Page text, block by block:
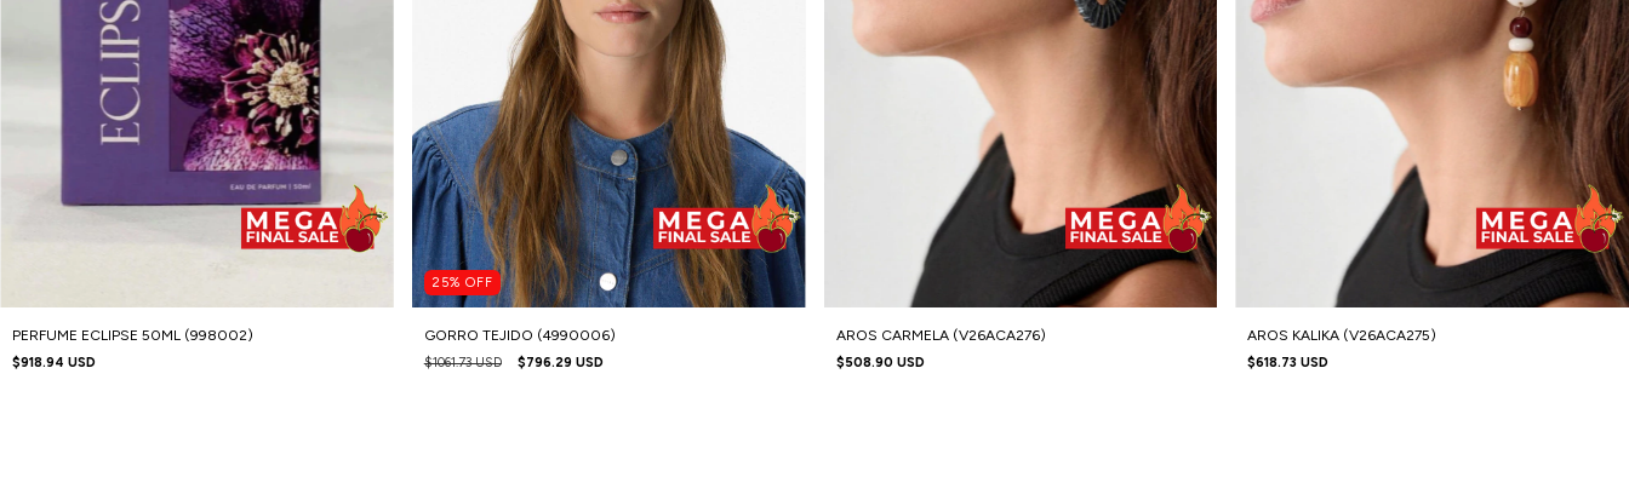
PERFUME ECLIPSE 50ML (998002)
$918.94 USD
25% OFF
GORRO TEJIDO (4990006)
$1061.73 USD $796.29 USD
AROS CARMELA (V26ACA276)
$508.90 USD
AROS KALIKA (V26ACA275)
$618.73 USD